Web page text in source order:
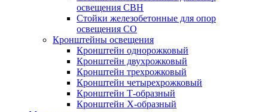
освещения СВН
Стойки железобетонные для опор
освещения СО
Кронштейны освещения
Кронштейн однорожковый
Кронштейн двухрожковый
Кронштейн трехрожковый
Кронштейн четырехрожковый
Кронштейн Т-образный
Кронштейн Х-образный